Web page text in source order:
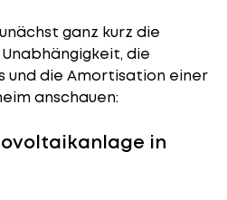
ganz kurz die
die
und die Amortisation einer
anschauen:
in